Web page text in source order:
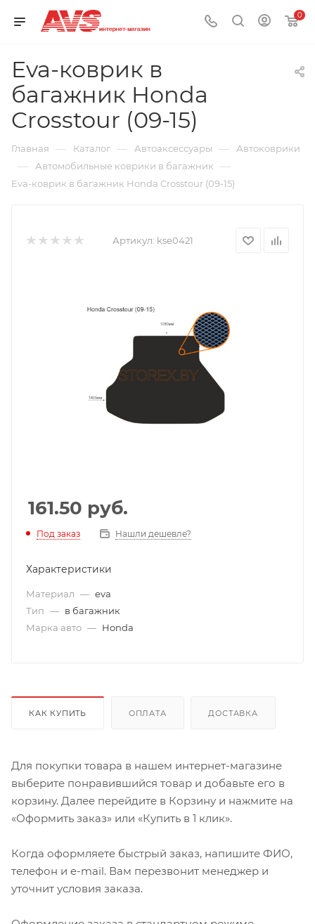
0
Eva-коврик в
багажник Honda
Crosstour (09-15)
Главная — Каталог — Автоаксессуары — Автоковрики
— Автомобильные коврики в багажник —
Eva-коврик в багажник Honda Crosstour (09-15)
Артикул: kse0421
161.50 руб.
Под заказ Нашли дешевле?
Характеристики
Материал — eva
Тип — в багажник
Марка авто — Honda
КАК КУПИТЬ ОПЛАТА ДОСТАВКА
Для покупки товара в нашем интернет-магазине
выберите понравившийся товар и добавьте его в
корзину. Далее перейдите в Корзину и нажмите на
«Оформить заказ» или «Купить в 1 клик».
Когда оформляете быстрый заказ, напишите ФИО,
телефон и e-mail. Вам перезвонит менеджер и
уточнит условия заказа.